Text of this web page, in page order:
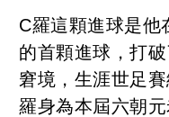
C羅這顆進球是他
的首顆進球，打
窘境，生涯世足
羅身為本屆六朝